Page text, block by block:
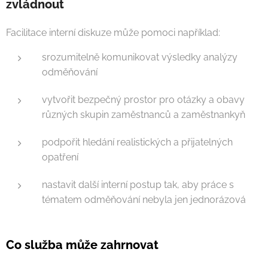
zvládnout
Facilitace interní diskuze může pomoci například:
srozumitelně komunikovat výsledky analýzy
odměňování
vytvořit bezpečný prostor pro otázky a obavy
různých skupin zaměstnanců a zaměstnankyň
podpořit hledání realistických a přijatelných
opatření
nastavit další interní postup tak, aby práce s
tématem odměňování nebyla jen jednorázová
Co služba může zahrnovat